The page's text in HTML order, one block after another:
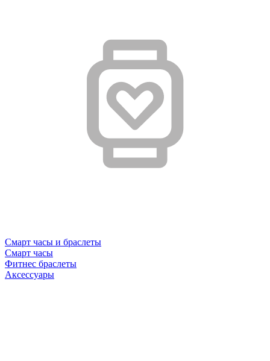
Смарт часы и браслеты
Смарт часы
Фитнес браслеты
Аксессуары